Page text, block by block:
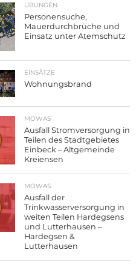
ÜBUNGEN
Personensuche,
Mauerdurchbrüche und
Einsatz unter Atemschutz
EINSÄTZE
Wohnungsbrand
MOWAS
Ausfall Stromversorgung in
Teilen des Stadtgebietes
Einbeck – Altgemeinde
Kreiensen
MOWAS
Ausfall der
Trinkwasserversorgung in
weiten Teilen Hardegsens
und Lutterhausen –
Hardegsen &
Lutterhausen